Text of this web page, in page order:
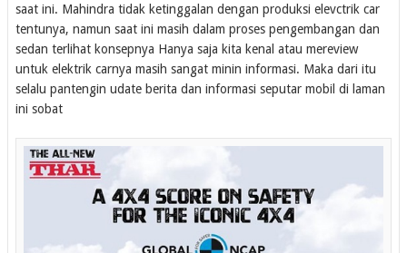
saat ini. Mahindra tidak ketinggalan dengan produksi elevctrik car
tentunya, namun saat ini masih dalam proses pengembangan dan
sedan terlihat konsepnya Hanya saja kita kenal atau mereview
untuk elektrik carnya masih sangat minin informasi. Maka dari itu
selalu pantengin udate berita dan informasi seputar mobil di laman
ini sobat